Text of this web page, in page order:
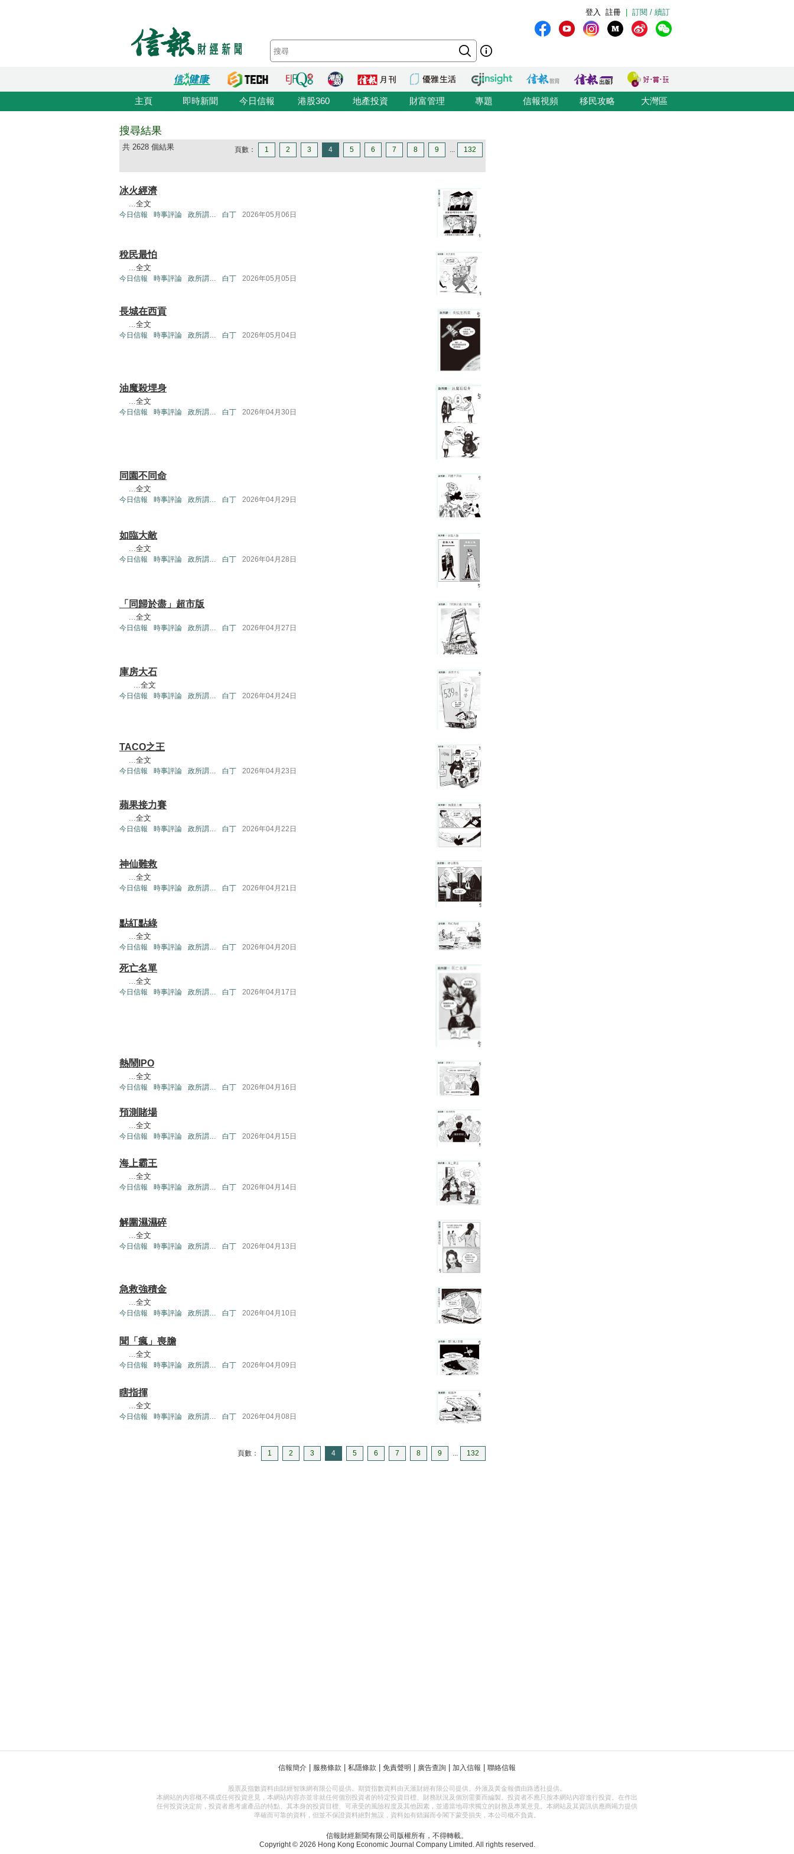
訂閱 / 續訂
註冊
登入
主頁 即時新聞 今日信報 港股360 地產投資 財富管理 專題 信報視頻 移民攻略 大灣區
搜尋結果
共 2628 個結果 頁數： 1 2 3 4 5 6 7 8 9 ... 132
冰火經濟
...全文
今日信報 時事評論 政所謂… 白丁 2026年05月06日
稅民最怕
...全文
今日信報 時事評論 政所謂… 白丁 2026年05月05日
長城在西貢
...全文
今日信報 時事評論 政所謂… 白丁 2026年05月04日
油魔殺埋身
...全文
今日信報 時事評論 政所謂… 白丁 2026年04月30日
同園不同命
全文
今日信報 時事評論 政所謂… 白丁 2026年04月29日
如臨大敵
全文
今日信報 時事評論 政所謂… 白丁 2026年04月28日
「同歸於盡」超市版
...全文
今日信報 時事評論 政所謂… 白丁 2026年04月27日
庫房大石
...全文
今日信報 時事評論 政所謂… 白丁 2026年04月24日
TACO之王
...全文
今日信報 時事評論 政所謂… 白丁 2026年04月23日
蘋果接力賽
全文
今日信報 時事評論 政所謂… 白丁 2026年04月22日
神仙難救
...全文
今日信報 時事評論 政所謂… 白丁 2026年04月21日
點紅點綠
全文
今日信報 時事評論 政所謂… 白丁 2026年04月20日
死亡名單
...全文
今日信報 時事評論 政所謂… 白丁 2026年04月17日
熱鬧IPO
全文
今日信報 時事評論 政所謂… 白丁 2026年04月16日
預測賭場
全文
今日信報 時事評論 政所謂… 白丁 2026年04月15日
海上霸王
全文
今日信報 時事評論 政所謂… 白丁 2026年04月14日
解圍濕濕碎
全文
今日信報 時事評論 政所謂… 白丁 2026年04月13日
急救強積金
全文
今日信報 時事評論 政所謂… 白丁 2026年04月10日
聞「瘋」喪膽
...全文
今日信報 時事評論 政所謂… 白丁 2026年04月09日
瞎指揮
...全文
今日信報 時事評論 政所謂… 白丁 2026年04月08日
頁數： 1 2 3 4 5 6 7 8 9 ... 132
信報簡介 服務條款 私隱條款 免責聲明 廣告查詢 加入信報 聯絡信報
股票及指數資料由財經智珠網有限公司提供。期貨指數資料由天滙財經有限公司提供。外滙及黃金報價由路透社提供。
本網站的內容概不構成任何投資意見，本網站內容亦並非就任何個別投資者的特定投資目標、財務狀況及個別需要而編製。投資者不應只按本網站內容進行投資。在作出
任何投資決定前，投資者應考慮產品的特點、其本身的投資目標、可承受的風險程度及其他因素，並適當地尋求獨立的財務及專業意見。本網站及其資訊供應商竭力提供
準確而可靠的資料，但並不保證資料絕對無誤，資料如有錯漏而令閣下蒙受損失，本公司概不負責。
信報財經新聞有限公司版權所有，不得轉載。
Copyright © 2026 Hong Kong Economic Journal Company Limited. All rights reserved.